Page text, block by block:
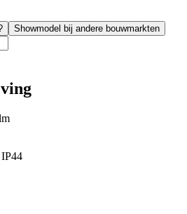
Showmodel bij andere bouwmarkten
IP44